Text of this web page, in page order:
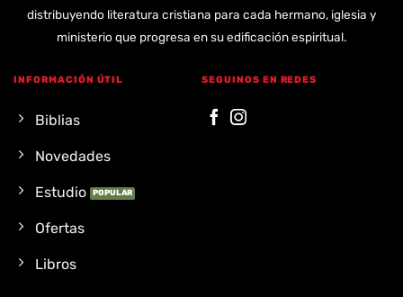
distribuyendo literatura cristiana para cada hermano, iglesia y
ministerio que progresa en su edificación espiritual.
INFORMACIÓN ÚTIL
Biblias
Novedades
Estudio
Ofertas
Libros
SEGUINOS EN REDES